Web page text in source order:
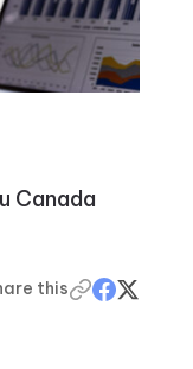
Canada
this